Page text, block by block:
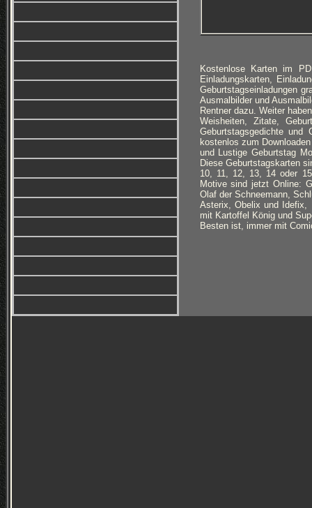
Kostenlose Karten im
Einladungskarten,
Geburtstagseinladungen
Ausmalbilder und
Rentner dazu. Weiter
Weisheiten, Zitate,
Geburtstagsgedichte und
kostenlos zum
und Lustige Geburtstag
Diese Geburtstagskarten
10, 11, 12, 13, 14 oder
Motive sind jetzt Online:
Olaf der Schneemann,
Asterix, Obelix und Idefix,
mit Kartoffel König und
Besten ist, immer mit